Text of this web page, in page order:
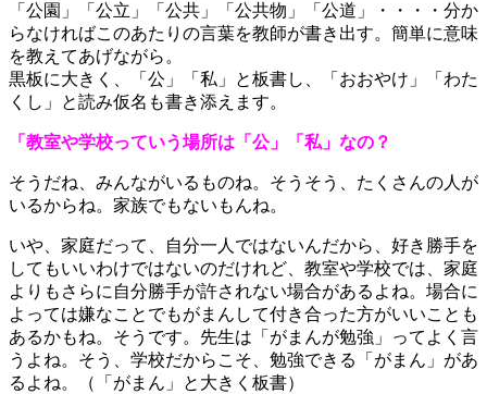
「公園」「公立」「公共」「公共物」「公道」・・・・分か
らなければこのあたりの言葉を教師が書き出す。簡単に意味
を教えてあげながら。
黒板に大きく、「公」「私」と板書し、「おおやけ」「わた
くし」と読み仮名も書き添えます。
「教室や学校っていう場所は「公」「私」なの？
そうだね、みんながいるものね。そうそう、たくさんの人が
いるからね。家族でもないもんね。
いや、家庭だって、自分一人ではないんだから、好き勝手を
してもいいわけではないのだけれど、教室や学校では、家庭
よりもさらに自分勝手が許されない場合があるよね。場合に
よっては嫌なことでもがまんして付き合った方がいいことも
あるかもね。そうです。先生は「がまんが勉強」ってよく言
うよね。そう、学校だからこそ、勉強できる「がまん」があ
るよね。（「がまん」と大きく板書）